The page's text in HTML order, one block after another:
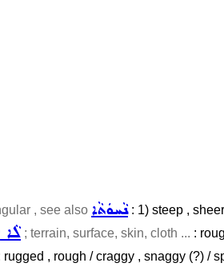
, see also ܢܵܚܘܿܬܵܐ: 1) steep ,
ܠܵܐ ; terrain, surface, skin, cloth ... :
rugged , rough / craggy , snaggy (?) /